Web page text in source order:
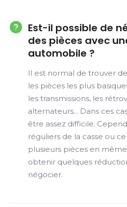
Est-il possible de
des pièces avec
automobile ?
Il est normal de trouver
les pièces les plus
les transmissions, les
alternateurs... Dans ces
être assez difficile.
réguliers de la casse ou
plusieurs pièces en
obtenir quelques
négocier.